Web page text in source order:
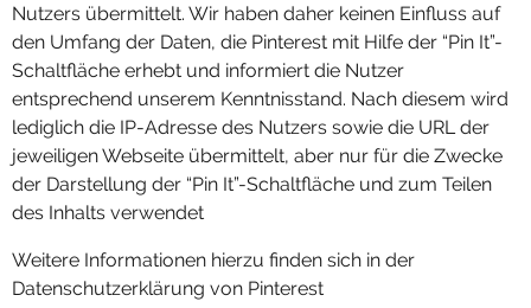
Nutzers übermittelt. Wir haben daher keinen Einfluss auf
den Umfang der Daten, die Pinterest mit Hilfe der “Pin It”-
Schaltfläche erhebt und informiert die Nutzer
entsprechend unserem Kenntnisstand. Nach diesem wird
lediglich die IP-Adresse des Nutzers sowie die URL der
jeweiligen Webseite übermittelt, aber nur für die Zwecke
der Darstellung der “Pin It”-Schaltfläche und zum Teilen
des Inhalts verwendet
Weitere Informationen hierzu finden sich in der
Datenschutzerklärung von Pinterest